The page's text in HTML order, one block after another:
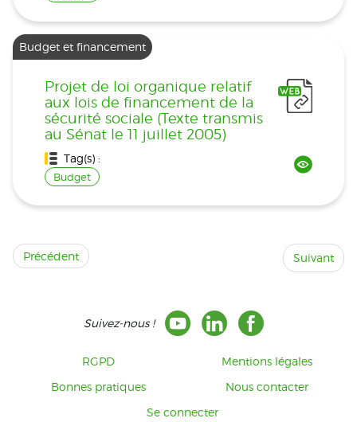
Budget et financement
Projet de loi organique relatif
aux lois de financement de la
sécurité sociale (Texte transmis
au Sénat le 11 juillet 2005)
Tag(s) :
Budget
Précédent Suivant
Suivez-nous !
RGPD
Mentions légales
Bonnes pratiques
Nous contacter
Se connecter